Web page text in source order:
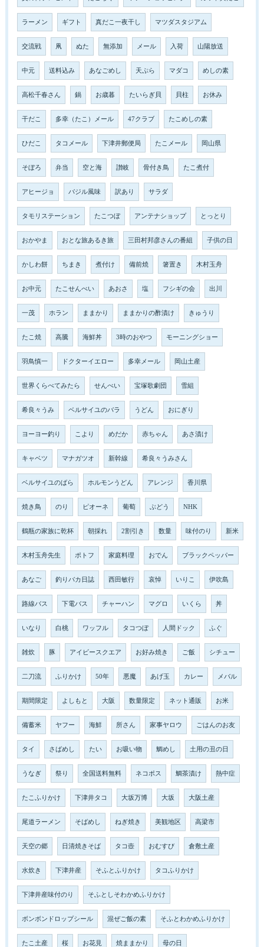
ラーメン ギフト 真だこ一夜干し マツダスタジアム
交流戦 凧 ぬた 無添加 メール 入荷 山陽放送
中元 送料込み あなごめし 天ぷら マダコ めしの素
高松千春さん 鍋 お歳暮 たいらぎ貝 貝柱 お休み
干だこ 多幸（たこ）メール 47クラブ たこめしの素
ひだこ タコメール 下津井郵便局 たこメール 岡山県
そぼろ 弁当 空と海 讃岐 骨付き鳥 たこ煮付
アヒージョ バジル風味 訳あり サラダ
タモリステーション たこつぼ アンテナショップ とっとり
おかやま おとな旅あるき旅 三田村邦彦さんの番組 子供の日
かしわ餅 ちまき 煮付け 備前焼 箸置き 木村玉舟
お中元 たこせんべい あおさ 塩 フシギの会 出川
一茂 ホラン ままかり ままかりの酢漬け きゅうり
たこ焼 高騰 海鮮丼 3時のおやつ モーニングショー
羽鳥慎一 ドクターイエロー 多幸メール 岡山土産
世界くらべてみたら せんべい 宝塚歌劇団 雪組
希良々うみ ベルサイユのバラ うどん おにぎり
ヨーヨー釣り こより めだか 赤ちゃん あさ漬け
キャベツ マナガツオ 新幹線 希良々うみさん
ベルサイユのばら ホルモンうどん アレンジ 香川県
焼き鳥 のり ピオーネ 葡萄 ぶどう NHK
鶴瓶の家族に乾杯 朝採れ 2割引き 数量 味付のり 新米
木村玉舟先生 ポトフ 家庭料理 おでん ブラックペッパー
あなご 釣りバカ日誌 西田敏行 哀悼 いりこ 伊吹島
路線バス 下電バス チャーハン マグロ いくら 丼
いなり 白桃 ワッフル タコつぼ 人間ドック ふぐ
雑炊 豚 アイビースクエア お好み焼き ご飯 シチュー
二刀流 ふりかけ 50年 悪魔 あげ玉 カレー メバル
期間限定 よしもと 大阪 数量限定 ネット通販 お米
備蓄米 ヤフー 海鮮 所さん 家事ヤロウ ごはんのお友
タイ さばめし たい お吸い物 鯛めし 土用の丑の日
うなぎ 祭り 全国送料無料 ネコポス 鯛茶漬け 熱中症
たこふりかけ 下津井タコ 大坂万博 大坂 大阪土産
尾道ラーメン そばめし ねぎ焼き 美観地区 高梁市
天空の郷 日清焼きそば タコ壺 おむすび 倉敷土産
水炊き 下津井産 そふとふりかけ タコふりかけ
下津井産味付のり そふとしそわかめふりかけ
ボンボンドロップシール 混ぜご飯の素 そふとわかめふりかけ
たこ土産 桜 お花見 焼ままかり 母の日